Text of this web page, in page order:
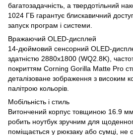
багатозадачність, а твердотільний
1024 ГБ гарантує блискавичний
запуск програм і системи.
Вражаючий OLED-дисплей
14-дюймовий сенсорний OLED-
здатністю 2880х1800 (WQ2.8K),
покриттям Corning Gorilla Matte Pro
деталізоване зображення з високим
палітрою кольорів.
Мобільність і стиль
Витончений корпус товщиною 16.9
робить ноутбук зручним для
поміщається у рюкзаку або сумці, не